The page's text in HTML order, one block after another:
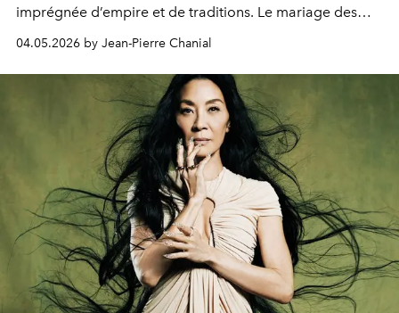
imprégnée d’empire et de traditions. Le mariage des
04.05.2026 by Jean-Pierre Chanial